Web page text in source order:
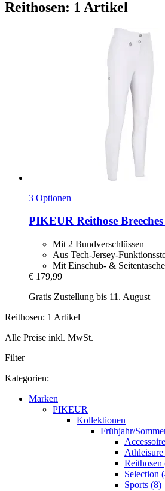
Reithosen: 1 Artikel
3 Optionen
PIKEUR Reithose
Mit 2 Bundverschlüssen
Aus Tech-Jersey-
Mit Einschub- &
€ 179,99
Gratis Zustellung bis 11. August
Reithosen: 1 Artikel
Alle Preise inkl. MwSt.
Filter
Kategorien:
Marken
PIKEUR
Kollektionen
Frühjahr/
Reithosen
Selection
Sports (8)